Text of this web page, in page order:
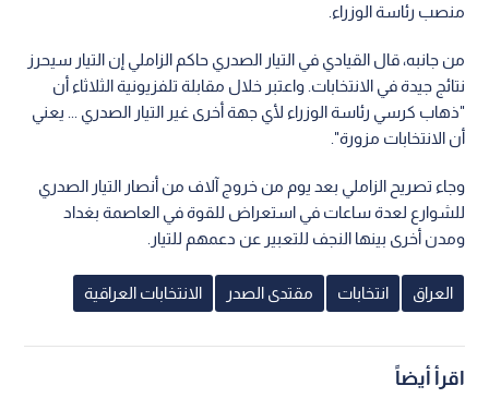
منصب رئاسة الوزراء.
من جانبه، قال القيادي في التيار الصدري حاكم الزاملي إن التيار سيحرز
نتائج جيدة في الانتخابات. واعتبر خلال مقابلة تلفزيونية الثلاثاء أن
"ذهاب كرسي رئاسة الوزراء لأي جهة أخرى غير التيار الصدري ... يعني
أن الانتخابات مزورة".
وجاء تصريح الزاملي بعد يوم من خروج آلاف من أنصار التيار الصدري
للشوارع لعدة ساعات في استعراض للقوة في العاصمة بغداد
ومدن أخرى بينها النجف للتعبير عن دعمهم للتيار.
العراق انتخابات مقتدى الصدر الانتخابات العراقية
اقرأ أيضاً